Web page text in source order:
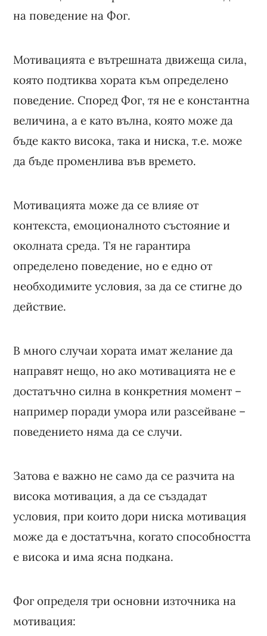
на поведение на Фог.
Мотивацията е вътрешната движеща сила,
която подтиква хората към определено
поведение. Според Фог, тя не е константна
величина, а е като вълна, която може да
бъде както висока, така и ниска, т.е. може
да бъде променлива във времето.
Мотивацията може да се влияе от
контекста, емоционалното състояние и
околната среда. Тя не гарантира
определено поведение, но е едно от
необходимите условия, за да се стигне до
действие.
В много случаи хората имат желание да
направят нещо, но ако мотивацията не е
достатъчно силна в конкретния момент –
например поради умора или разсейване –
поведението няма да се случи.
Затова е важно не само да се разчита на
висока мотивация, а да се създадат
условия, при които дори ниска мотивация
може да е достатъчна, когато способността
е висока и има ясна подкана.
Фог определя три основни източника на
мотивация: